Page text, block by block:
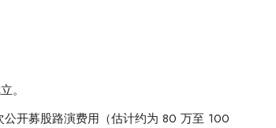
。
开募股路演费用（估计约为 80 万至 100